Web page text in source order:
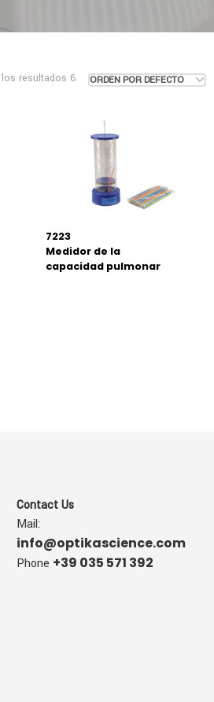
ORDEN POR DEFECTO
resultados 6
7223
Medidor de la
capacidad pulmonar
Contact Us
Mail:
info@optikascience.com
Phone +39 035 571 392